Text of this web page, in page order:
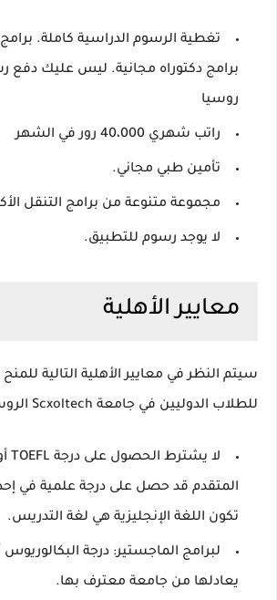
تغطية الرسوم الدراسية كاملة.
برامج دكتوراه مجانية. ليس عليك دفع
روسيا
راتب شهري 40،000 رور في الشهر
تأمين طبي مجاني.
مجموعة متنوعة من برامج التنقل
لا يوجد رسوم للتطبيق.
معايير الأهلية
سيتم النظر في معايير الأهلية التالية للمنح
للطلاب الدوليين في جامعة Scxoltech الروسية.
المتقدم قد حصل على درجة علمية في
تكون اللغة الإنجليزية هي لغة التدريس.
لبرامج الماجستير: درجة
يعادلها من جامعة معترف بها.